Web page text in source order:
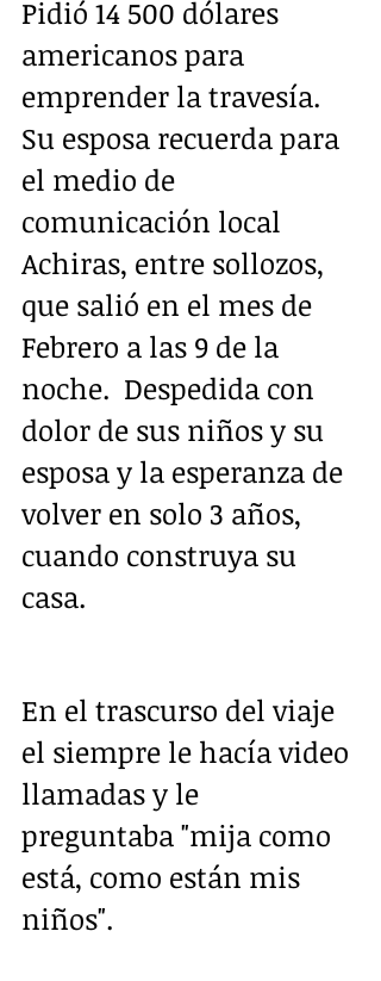
Pidió 14 500 dólares
americanos para
emprender la travesía.
Su esposa recuerda para
el medio de
comunicación local
Achiras, entre sollozos,
que salió en el mes de
Febrero a las 9 de la
noche.  Despedida con
dolor de sus niños y su
esposa y la esperanza de
volver en solo 3 años,
cuando construya su
casa.
En el trascurso del viaje
el siempre le hacía video
llamadas y le
preguntaba "mija como
está, como están mis
niños".